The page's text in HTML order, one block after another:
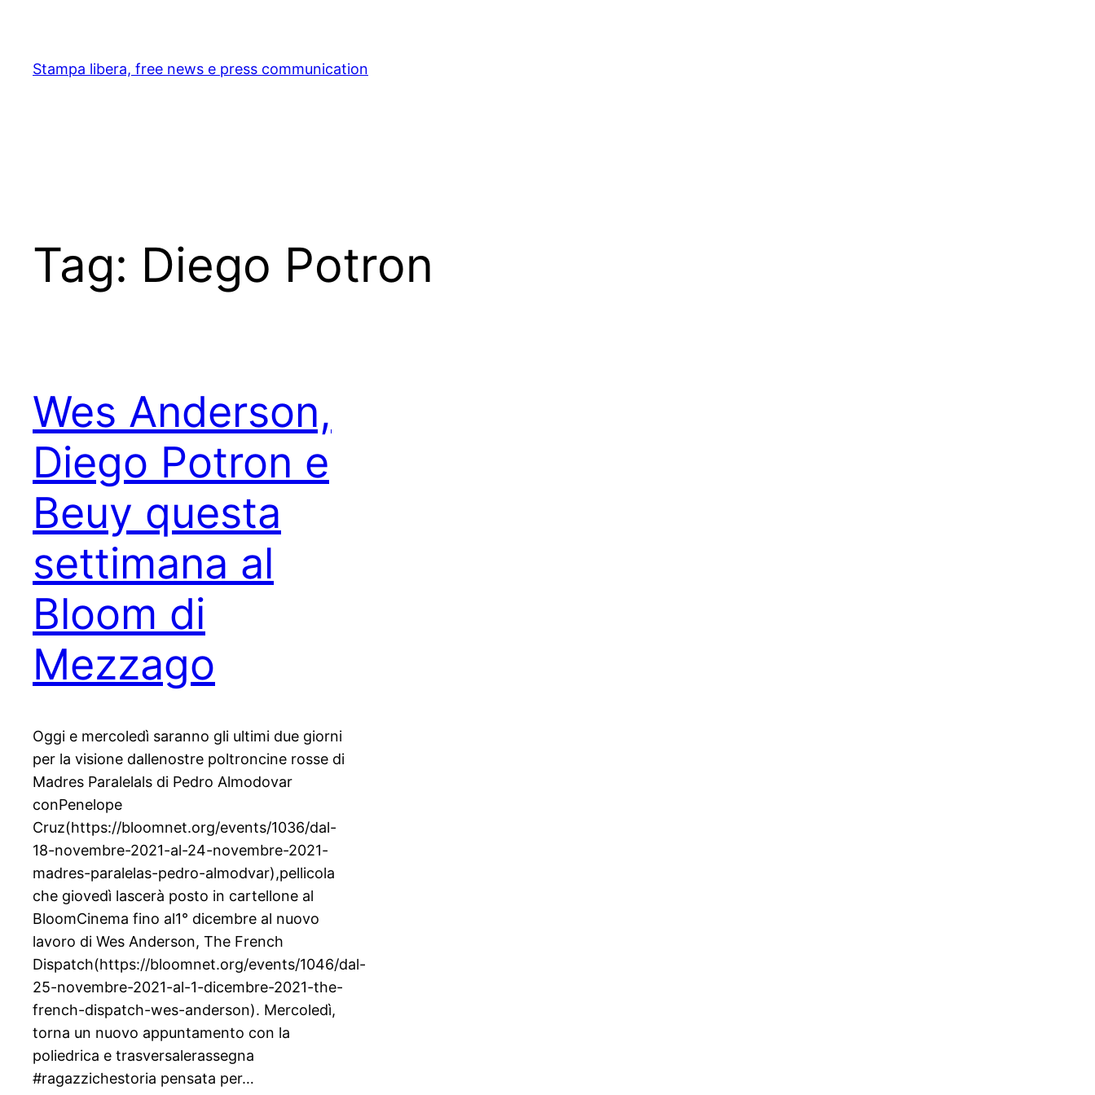
content
Stampa libera, free news e press communication
Tag: Diego Potron
Wes Anderson,
Diego Potron e
Beuy questa
settimana al
Bloom di
Mezzago
Oggi e mercoledì saranno gli ultimi due giorni
per la visione dallenostre poltroncine rosse di
Madres Paralelals di Pedro Almodovar
conPenelope
Cruz(https://bloomnet.org/events/1036/dal-
18-novembre-2021-al-24-novembre-2021-
madres-paralelas-pedro-almodvar),pellicola
che giovedì lascerà posto in cartellone al
BloomCinema fino al1° dicembre al nuovo
lavoro di Wes Anderson, The French
Dispatch(https://bloomnet.org/events/1046/dal-
25-novembre-2021-al-1-dicembre-2021-the-
french-dispatch-wes-anderson). Mercoledì,
torna un nuovo appuntamento con la
poliedrica e trasversalerassegna
#ragazzichestoria pensata per…